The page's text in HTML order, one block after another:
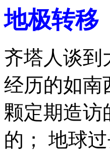
地极转移
齐塔人谈到
经历的如南
颗定期造访
的； 地球